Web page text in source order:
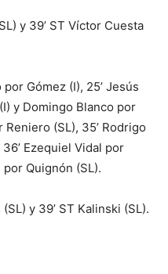
y 39’ ST Víctor Cuesta
Gómez (I), 25’ Jesús
y Domingo Blanco por
(SL), 35’ Rodrigo
Ezequiel Vidal por
Quignón (SL).
y 39’ ST Kalinski (SL).